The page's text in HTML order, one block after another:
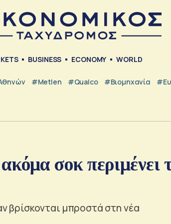
BUSINESS ECONOMY WORLD
#metlen #Qualco #Βιομηχανία
σοκ περιμένει
βρίσκονται μπροστά στη νέα